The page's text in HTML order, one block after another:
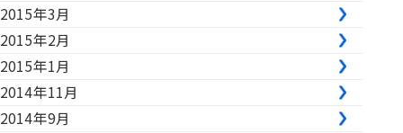
2015年3月
2015年2月
2015年1月
2014年11月
2014年9月